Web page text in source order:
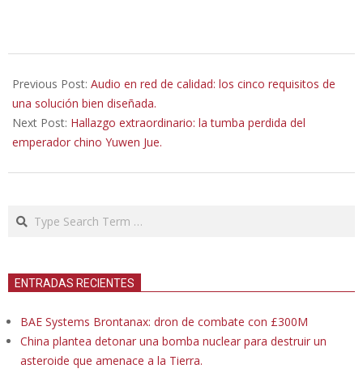
10-
04
Previous Post: Audio en red de calidad: los cinco requisitos de
una solución bien diseñada.
Next Post: Hallazgo extraordinario: la tumba perdida del
emperador chino Yuwen Jue.
Search
ENTRADAS RECIENTES
BAE Systems Brontanax: dron de combate con £300M
China plantea detonar una bomba nuclear para destruir un
asteroide que amenace a la Tierra.